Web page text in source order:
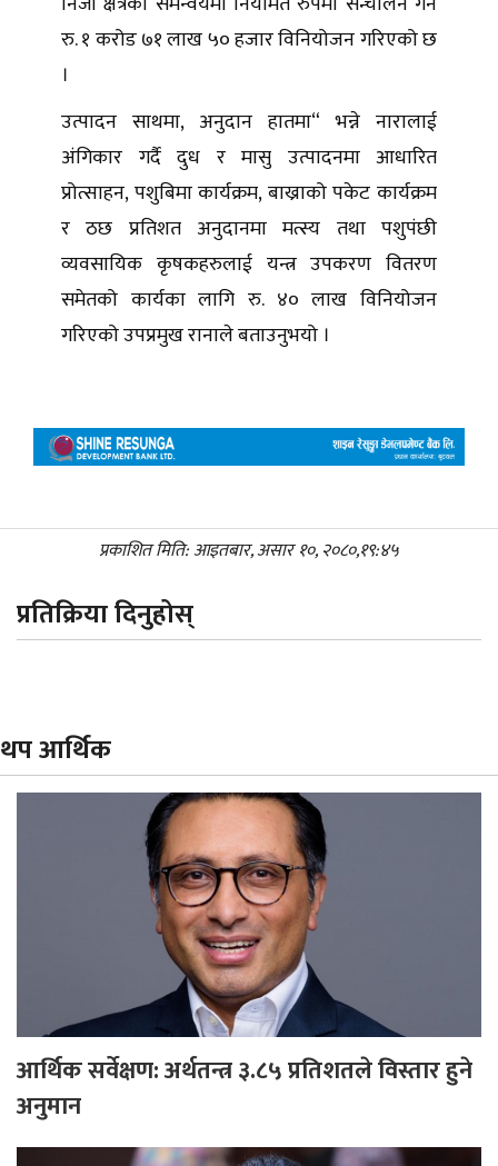
रु. १ करोड ७१ लाख ५० हजार विनियोजन गरिएको छ
।
उत्पादन साथमा, अनुदान हातमा“ भन्ने नारालाई
अंगिकार गर्दै दुध र मासु उत्पादनमा आधारित
प्रोत्साहन, पशुबिमा कार्यक्रम, बाख्राको पकेट कार्यक्रम
र ठछ प्रतिशत अनुदानमा मत्स्य तथा पशुपंछी
व्यवसायिक कृषकहरुलाई यन्त्र उपकरण वितरण
समेतको कार्यका लागि रु. ४० लाख विनियोजन
गरिएको उपप्रमुख रानाले बताउनुभयो ।
प्रकाशित मिति: आइतबार, असार १०, २०८०,१९:४५
प्रतिक्रिया दिनुहोस्
थप आर्थिक
आर्थिक सर्वेक्षण: अर्थतन्त्र ३.८५ प्रतिशतले विस्तार हुने
अनुमान